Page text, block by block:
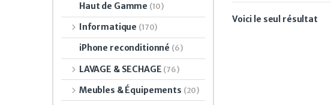
Voici le seul résultat
Haut de Gamme (10)
Informatique (170)
iPhone reconditionné (6)
LAVAGE & SECHAGE (76)
Meubles & Équipements (20)